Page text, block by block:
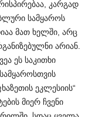
კარგად
სამყაროს
მათ ხელში, არც
არიან.
ეს საკითხი
ეკლესიის“
მიერ ჩვენი